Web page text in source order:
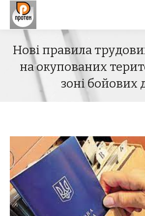
Нові правила
на окупованих
зоні бойових